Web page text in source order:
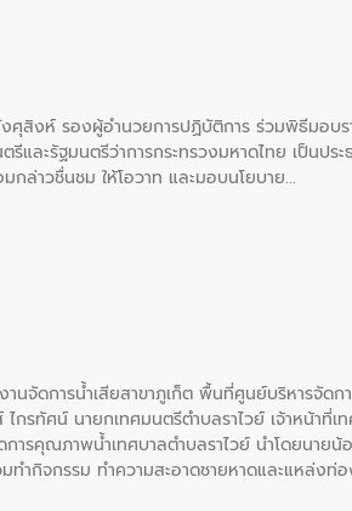
สิงห์ รองผู้อำนวยการปฏิบัติการ ร่วมพิธีมอบร
ละรัฐมนตรีว่าการกระทรวงมหาดไทย เป็นประ
ล่าวชื่นชม ให้โอวาท และมอบนโยบาย
นจัดการน้ำเสียสาขาภูเก็ต พื้นที่ศูนย์บริหารจัด
ไกรทัศน์ นายกเทศมนตรีตำบลราไวย์ เจ้าหน้าที่เ
การคุณภาพน้ำเทศบาลตำบลราไวย์ นำโดยนายน้
ทำกิจกรรม ทำความสะอาดชายหาดและแหล่งท่